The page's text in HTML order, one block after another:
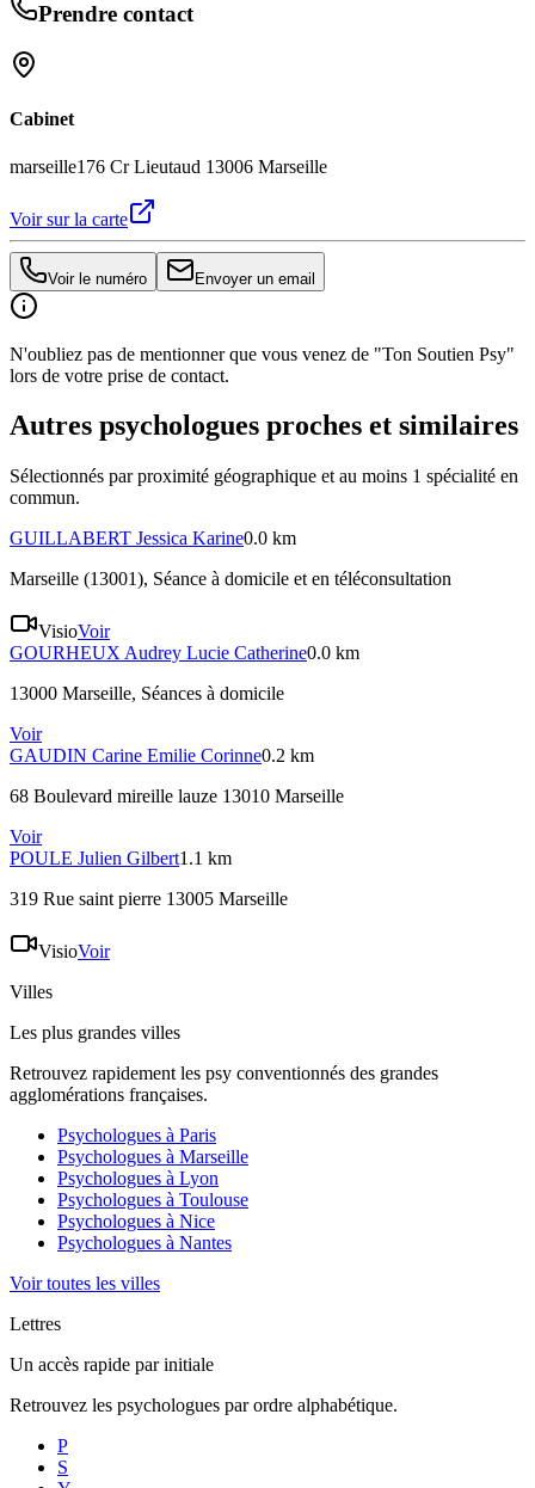
Prendre contact
Cabinet
marseille176 Cr Lieutaud 13006 Marseille
Voir sur la carte
Voir le numéro Envoyer un email
N'oubliez pas de mentionner que vous venez de "Ton Soutien Psy"
lors de votre prise de contact.
Autres psychologues proches et similaires
Sélectionnés par proximité géographique et au moins 1 spécialité en
commun.
GUILLABERT Jessica Karine0.0 km
Marseille (13001), Séance à domicile et en téléconsultation
VisioVoir
GOURHEUX Audrey Lucie Catherine0.0 km
13000 Marseille, Séances à domicile
Voir
GAUDIN Carine Emilie Corinne0.2 km
68 Boulevard mireille lauze 13010 Marseille
Voir
POULE Julien Gilbert1.1 km
319 Rue saint pierre 13005 Marseille
VisioVoir
Villes
Les plus grandes villes
Retrouvez rapidement les psy conventionnés des grandes
agglomérations françaises.
Psychologues à Paris
Psychologues à Marseille
Psychologues à Lyon
Psychologues à Toulouse
Psychologues à Nice
Psychologues à Nantes
Voir toutes les villes
Lettres
Un accès rapide par initiale
Retrouvez les psychologues par ordre alphabétique.
P
S